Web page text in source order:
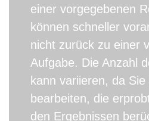
einer vorgegebenen
können schneller
nicht zurück zu einer
Aufgabe. Die Anzahl
kann variieren, da
bearbeiten, die
den Ergebnissen